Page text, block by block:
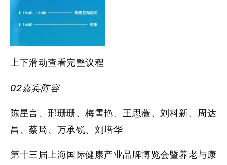
上下滑动查看完整议程
02嘉宾阵容
陈星言、 邢珊珊、 梅雪艳、 王思薇、 刘科新、 周达
昌 、 蔡琦、万承锐、刘培华
第十三届上海国际健康产业品牌博览会暨养老与康